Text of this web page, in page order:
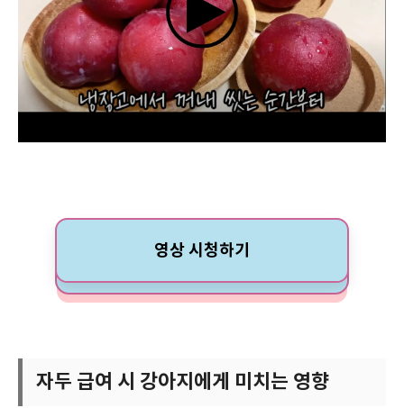
영상 시청하기
자두 급여 시 강아지에게 미치는 영향